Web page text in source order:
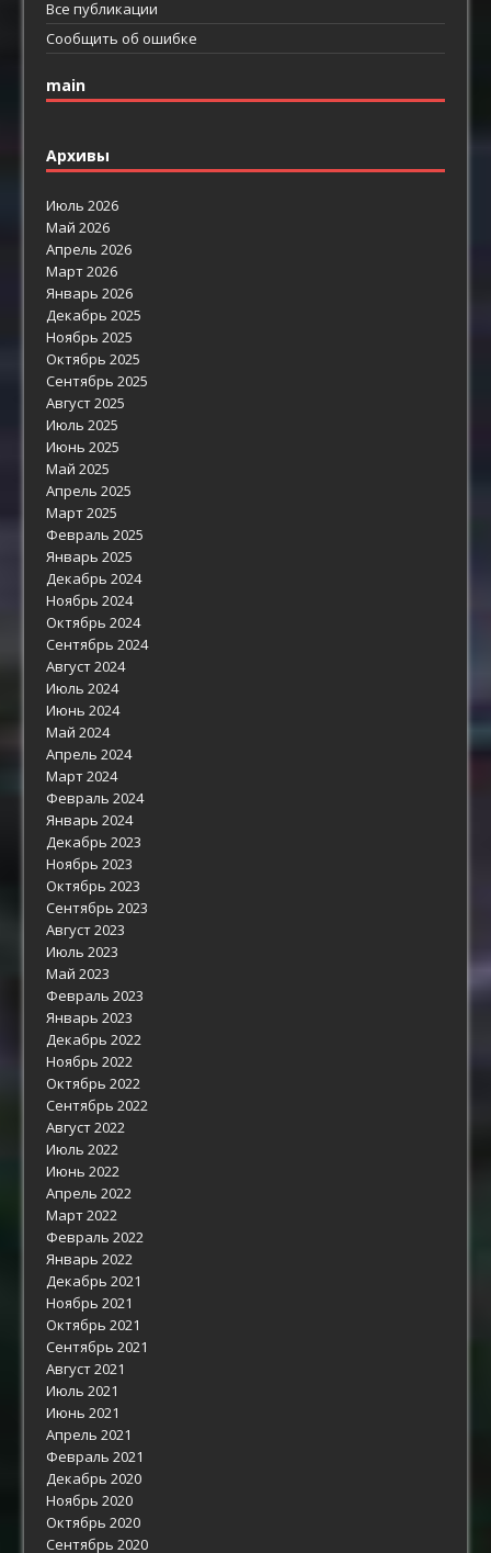
Все публикации
Сообщить об ошибке
main
Архивы
Июль 2026
Май 2026
Апрель 2026
Март 2026
Январь 2026
Декабрь 2025
Ноябрь 2025
Октябрь 2025
Сентябрь 2025
Август 2025
Июль 2025
Июнь 2025
Май 2025
Апрель 2025
Март 2025
Февраль 2025
Январь 2025
Декабрь 2024
Ноябрь 2024
Октябрь 2024
Сентябрь 2024
Август 2024
Июль 2024
Июнь 2024
Май 2024
Апрель 2024
Март 2024
Февраль 2024
Январь 2024
Декабрь 2023
Ноябрь 2023
Октябрь 2023
Сентябрь 2023
Август 2023
Июль 2023
Май 2023
Февраль 2023
Январь 2023
Декабрь 2022
Ноябрь 2022
Октябрь 2022
Сентябрь 2022
Август 2022
Июль 2022
Июнь 2022
Апрель 2022
Март 2022
Февраль 2022
Январь 2022
Декабрь 2021
Ноябрь 2021
Октябрь 2021
Сентябрь 2021
Август 2021
Июль 2021
Июнь 2021
Апрель 2021
Февраль 2021
Декабрь 2020
Ноябрь 2020
Октябрь 2020
Сентябрь 2020